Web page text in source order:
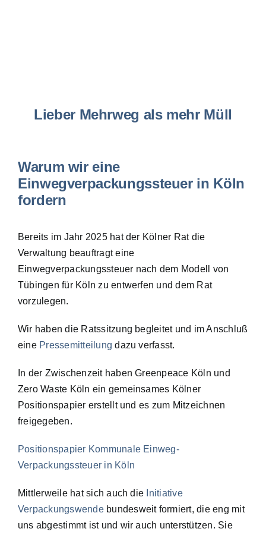
Lieber Mehrweg als mehr Müll
Warum wir eine
Einwegverpackungssteuer in Köln
fordern
Bereits im Jahr 2025 hat der Kölner Rat die
Verwaltung beauftragt eine
Einwegverpackungssteuer nach dem Modell von
Tübingen für Köln zu entwerfen und dem Rat
vorzulegen.
Wir haben die Ratssitzung begleitet und im Anschluß
eine Pressemitteilung dazu verfasst.
In der Zwischenzeit haben Greenpeace Köln und
Zero Waste Köln ein gemeinsames Kölner
Positionspapier erstellt und es zum Mitzeichnen
freigegeben.
Positionspapier Kommunale Einweg-
Verpackungssteuer in Köln
Mittlerweile hat sich auch die Initiative
Verpackungswendebundesweit formiert, die eng mit
uns abgestimmt ist und wir auch unterstützen. Sie